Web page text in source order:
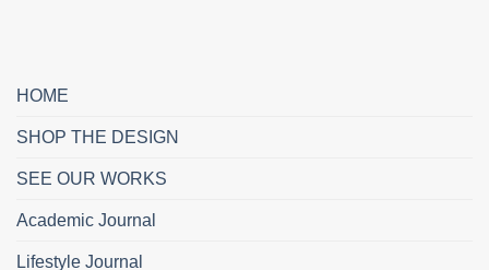
HOME
SHOP THE DESIGN
SEE OUR WORKS
Academic Journal
Lifestyle Journal